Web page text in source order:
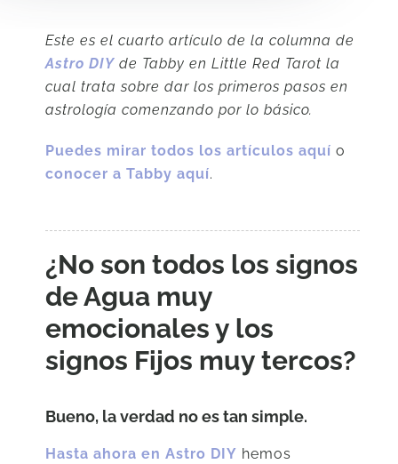
Este es el cuarto artículo de la columna de
Astro DIY de Tabby en Little Red Tarot la
cual trata sobre dar los primeros pasos en
astrología comenzando por lo básico.
Puedes mirar todos los artículos aquí o
conocer a Tabby aquí.
¿No son todos los signos
de Agua muy
emocionales y los
signos Fijos muy tercos?
Bueno, la verdad no es tan simple.
Hasta ahora en Astro DIY hemos